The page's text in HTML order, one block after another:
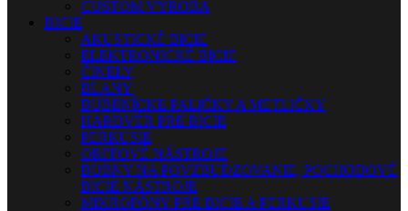
CUSTOM VÝROBA
BICIE
AKUSTICKÉ BICIE
ELEKTRONICKÉ BICIE
ČINELY
BLANY
BUBENÍCKE PALIČKY A METLIČKY
HARDVÉR PRE BICIE
PERKUSIE
ORFFOVÉ NÁSTROJE
BUBNY NA POVZBUDZOVANIE, POCHODOVÉ
BICIE NÁSTROJE
MIKROFÓNY PRE BICIE A PERKUSIE